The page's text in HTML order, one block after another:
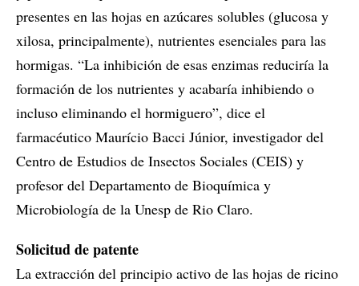
presentes en las hojas en azúcares solubles (glucosa y
xilosa, principalmente), nutrientes esenciales para las
hormigas. “La inhibición de esas enzimas reduciría la
formación de los nutrientes y acabaría inhibiendo o
incluso eliminando el hormiguero”, dice el
farmacéutico Maurício Bacci Júnior, investigador del
Centro de Estudios de Insectos Sociales (CEIS) y
profesor del Departamento de Bioquímica y
Microbiología de la Unesp de Rio Claro.
Solicitud de patente
La extracción del principio activo de las hojas de ricino